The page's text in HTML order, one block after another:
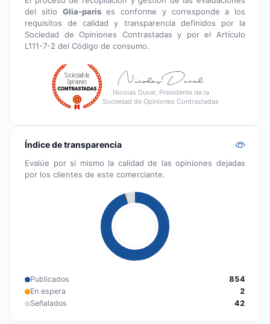
del sitio Glia-parises conforme y corresponde a los
requisitos de calidad y transparencia definidos por la
Sociedad de Opiniones Contrastadas y por el Artículo
L111-7-2 del Código de consumo.
Nicolas Duval, Presidente de la
Sociedad de Opiniones Contrastadas
Índice de transparencia
Evalúe por sí mismo la calidad de las opiniones dejadas
por los clientes de este comerciante.
Publicados
854
En espera
2
Señalados
42